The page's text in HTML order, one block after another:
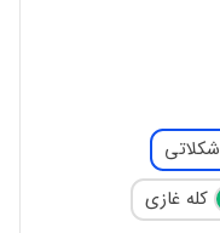
شکلاتی
کله غازی